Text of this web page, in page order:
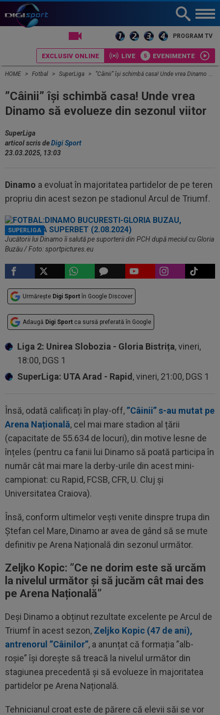
PROGRAM TV
EXCLUSIV ONLINE LIVE EVENIMENTE
HOME Fotbal SuperLiga ”Câinii” își schimbă casa! Unde vrea Dinamo să evolueze din sezonul viitor
”Câinii” își schimbă casa! Unde vrea
Dinamo să evolueze din sezonul viitor
SuperLiga
articol scris deDigi Sport
23.03.2025, 13:03
Dinamo a evoluat în majoritatea partidelor de pe teren
propriu din acest sezon pe stadionul Arcul de Triumf.
SUPERLIGA
Jucătorii lui Dinamo îi salută pe suporterii din PCH după meciul cu Gloria
Buzău / Foto: sportpictures.eu
Urmărește Digi Sport în Google Discover
Adaugă Digi Sport ca sursă preferată în Google
Liga 2: Unirea Slobozia - Gloria Bistrița, vineri,
18:00, DGS 1
SuperLiga: UTA Arad - Rapid , vineri, 21:00, DGS 1
Însă, odată calificați în play-off,”Câinii” s-au mutat pe
Arena Națională, cel mai mare stadion al țării
(capacitate de 55.634 de locuri), din motive lesne de
înțeles (pentru ca fanii lui Dinamo să poată participa în
număr cât mai mare la derby-urile din acest mini-
campionat: cu Rapid, FCSB, CFR, U. Cluj și
Universitatea Craiova).
Însă, conform ultimelor vești venite dinspre trupa din
Ștefan cel Mare, Dinamo ar avea de gând să se mute
definitiv pe Arena Națională din sezonul următor.
Zeljko Kopic: ”Ce ne dorim este să urcăm
la nivelul următor și să jucăm cât mai des
pe Arena Națională”
Deși Dinamo a obținut rezultate excelente pe Arcul de
Triumf în acest sezon, Zeljko Kopic (47 de ani),
antrenorul ”Câinilor”, a anunțat că formația ”alb-
roșie” își dorește să treacă la nivelul următor din
stagiunea precedentă și să evolueze în majoritatea
partidelor pe Arena Națională.
Tehnicianul croat este de părere că elevii săi se vor